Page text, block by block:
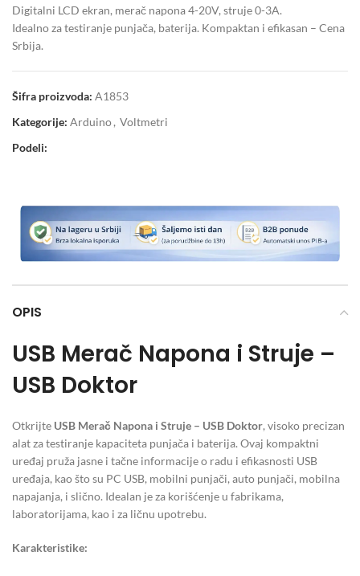
Digitalni LCD ekran, merač napona 4-20V, struje 0-3A.
Idealno za testiranje punjača, baterija. Kompaktan i efikasan – Cena
Srbija.
Šifra proizvoda: A1853
Kategorije: Arduino, Voltmetri
Podeli:
OPIS
USB Merač Napona i Struje –
USB Doktor
Otkrijte USB Merač Napona i Struje – USB Doktor, visoko precizan
alat za testiranje kapaciteta punjača i baterija. Ovaj kompaktni
uređaj pruža jasne i tačne informacije o radu i efikasnosti USB
uređaja, kao što su PC USB, mobilni punjači, auto punjači, mobilna
napajanja, i slično. Idealan je za korišćenje u fabrikama,
laboratorijama, kao i za ličnu upotrebu.
Karakteristike: